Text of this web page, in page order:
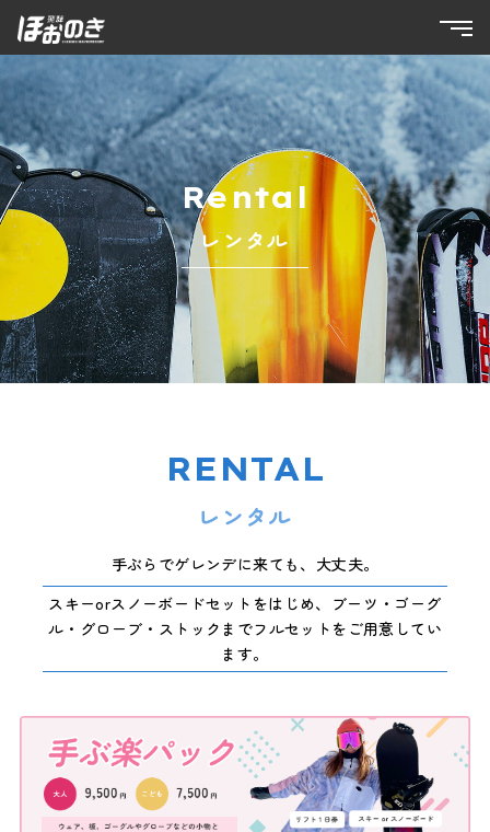
Rental
レンタル
RENTAL
レンタル
手ぶらでゲレンデに来ても、大丈夫。
スキーorスノーボードセットをはじめ、ブーツ・ゴーグ
ル・グローブ・ストックまでフルセットをご用意してい
ます。